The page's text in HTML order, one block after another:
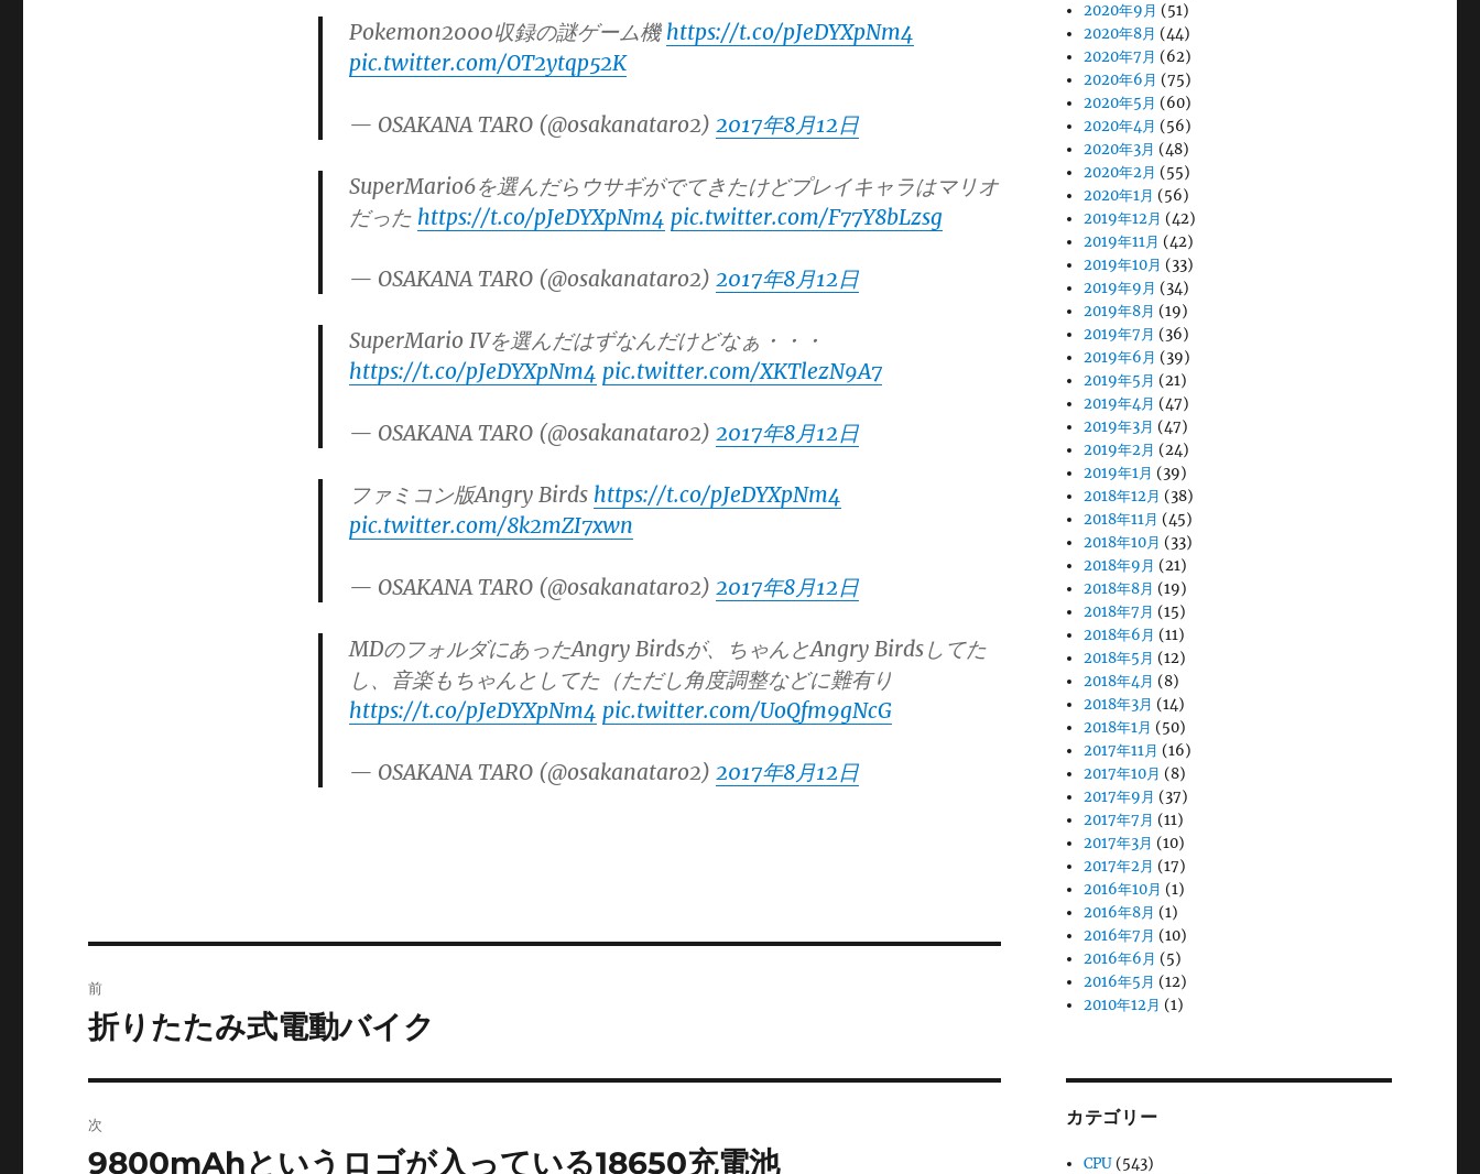
Pokemon2000収録の謎ゲーム機 https://t.co/pJeDYXpNm4
pic.twitter.com/OT2ytqp52K
— OSAKANA TARO (@osakanataro2) 2017年8月12日
SuperMario6を選んだらウサギがでてきたけどプレイキャラはマリオ
だった https://t.co/pJeDYXpNm4 pic.twitter.com/F77Y8bLzsg
— OSAKANA TARO (@osakanataro2) 2017年8月12日
SuperMario IVを選んだはずなんだけどなぁ・・・
https://t.co/pJeDYXpNm4 pic.twitter.com/XKTlezN9A7
— OSAKANA TARO (@osakanataro2) 2017年8月12日
ファミコン版Angry Birds https://t.co/pJeDYXpNm4
pic.twitter.com/8k2mZI7xwn
— OSAKANA TARO (@osakanataro2) 2017年8月12日
MDのフォルダにあったAngry Birdsが、ちゃんとAngry Birdsしてた
し、音楽もちゃんとしてた（ただし角度調整などに難有り
https://t.co/pJeDYXpNm4 pic.twitter.com/UoQfm9gNcG
— OSAKANA TARO (@osakanataro2) 2017年8月12日
稿
ゲ
前
前
投
稿:
折りたたみ式電動バイク
次
次
9800mAhというロゴが入っている18650充電池
2020年9月 (51)
2020年8月 (44)
2020年7月 (62)
2020年6月 (75)
2020年5月 (60)
2020年4月 (56)
2020年3月 (48)
2020年2月 (55)
2020年1月 (56)
2019年12月 (42)
2019年11月 (42)
2019年10月 (33)
2019年9月 (34)
2019年8月 (19)
2019年7月 (36)
2019年6月 (39)
2019年5月 (21)
2019年4月 (47)
2019年3月 (47)
2019年2月 (24)
2019年1月 (39)
2018年12月 (38)
2018年11月 (45)
2018年10月 (33)
2018年9月 (21)
2018年8月 (19)
2018年7月 (15)
2018年6月 (11)
2018年5月 (12)
2018年4月 (8)
2018年3月 (14)
2018年1月 (50)
2017年11月 (16)
2017年10月 (8)
2017年9月 (37)
2017年7月 (11)
2017年3月 (10)
2017年2月 (17)
2016年10月 (1)
2016年8月 (1)
2016年7月 (10)
2016年6月 (5)
2016年5月 (12)
2010年12月 (1)
カテゴリー
CPU (543)